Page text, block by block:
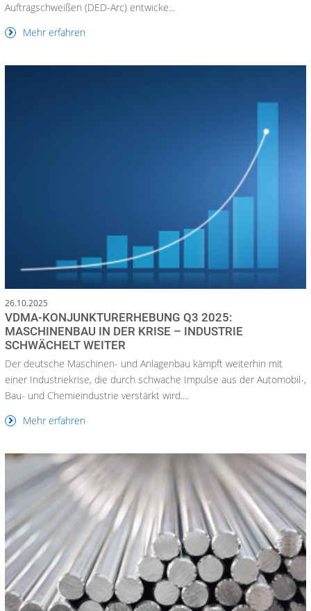
Auftragschweißen (DED-Arc) entwicke...
Mehr erfahren
26.10.2025
VDMA-KONJUNKTURERHEBUNG Q3 2025:
MASCHINENBAU IN DER KRISE – INDUSTRIE
SCHWÄCHELT WEITER
Der deutsche Maschinen- und Anlagenbau kämpft weiterhin mit
einer Industriekrise, die durch schwache Impulse aus der Automobil-,
Bau- und Chemieindustrie verstärkt wird....
Mehr erfahren